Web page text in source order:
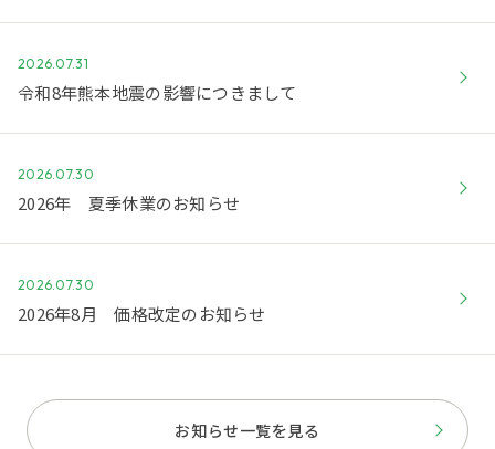
2026.07.31
令和8年熊本地震の影響につきまして
2026.07.30
2026年 夏季休業のお知らせ
2026.07.30
2026年8月 価格改定のお知らせ
お知らせ一覧を見る